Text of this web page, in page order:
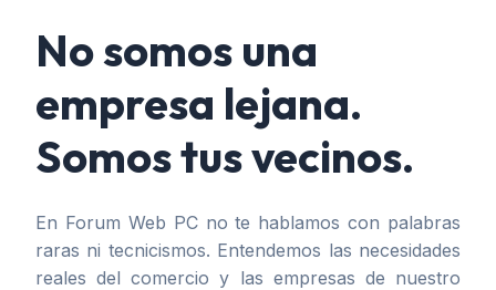
No somos una
empresa lejana.
Somos tus vecinos.
En Forum Web PC no te hablamos con palabras
raras ni tecnicismos. Entendemos las necesidades
reales del comercio y las empresas de nuestro